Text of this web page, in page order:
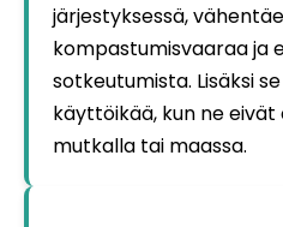
järjestyksessä,
kompastumisvaaraa ja
sotkeutumista. Lisäksi
käyttöikää, kun ne
mutkalla tai maassa.